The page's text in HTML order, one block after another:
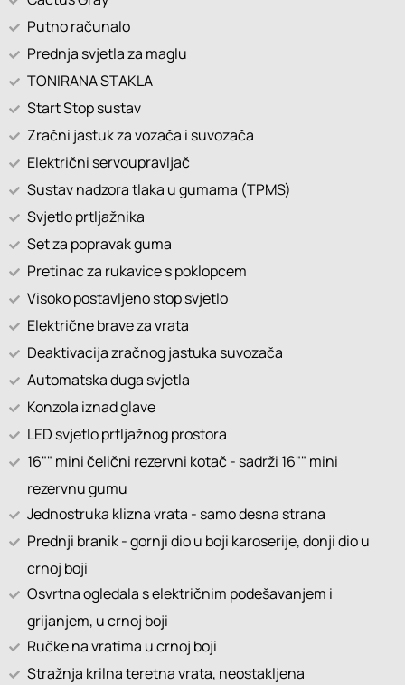
Putno računalo
Prednja svjetla za maglu
TONIRANA STAKLA
Start Stop sustav
Zračni jastuk za vozača i suvozača
Električni servoupravljač
Sustav nadzora tlaka u gumama (TPMS)
Svjetlo prtljažnika
Set za popravak guma
Pretinac za rukavice s poklopcem
Visoko postavljeno stop svjetlo
Električne brave za vrata
Deaktivacija zračnog jastuka suvozača
Automatska duga svjetla
Konzola iznad glave
LED svjetlo prtljažnog prostora
16"" mini čelični rezervni kotač - sadrži 16"" mini
rezervnu gumu
Jednostruka klizna vrata - samo desna strana
Prednji branik - gornji dio u boji karoserije, donji dio u
crnoj boji
Osvrtna ogledala s električnim podešavanjem i
grijanjem, u crnoj boji
Ručke na vratima u crnoj boji
Stražnja krilna teretna vrata, neostakljena